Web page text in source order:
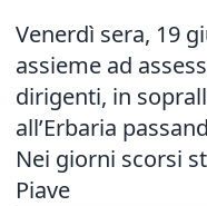
Venerdì sera, 19
assieme ad
dirigenti, in
all’Erbaria
Nei giorni scorsi
Piave